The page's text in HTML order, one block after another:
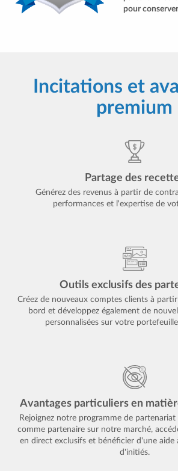
pour
Incitations et
premium
Partage des
Générez des revenus à partir de
performances et l'expertise de
Outils exclusifs des
Créez de nouveaux comptes clients à
bord et développez également de
personnalisées sur votre
Avantages particuliers en
Rejoignez notre programme de
comme partenaire sur notre marché,
en direct exclusifs et bénéficier d'une aide
d'initiés.